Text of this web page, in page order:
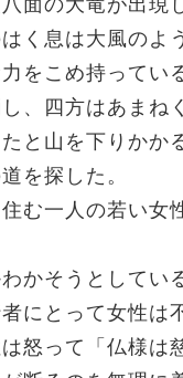
面の大竜が出現
く息は大風のよ
をこめ持ってい
、四方はあまね
と山を下りかか
を探した。
む一人の若い女
かそうとしてい
にとって女性は
怒って「仏様は